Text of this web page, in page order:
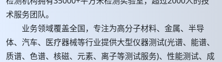
术服务团队。
业务领域覆盖全国，专注为高分子材料、金属、半导
体、汽车、医疗器械等行业提供大型仪器测试(光谱、能谱、
质谱、色谱、核磁、元素、离子等测试服务)、性能测试、成